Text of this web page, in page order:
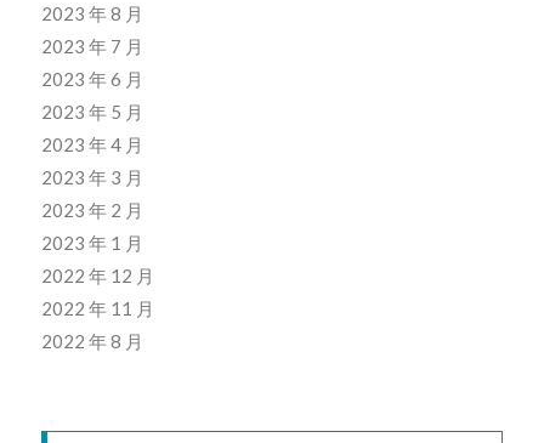
2023 年 8 月
2023 年 7 月
2023 年 6 月
2023 年 5 月
2023 年 4 月
2023 年 3 月
2023 年 2 月
2023 年 1 月
2022 年 12 月
2022 年 11 月
2022 年 8 月